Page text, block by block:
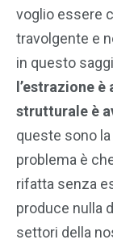
voglio essere
travolgente e
in questo
l’estrazione
strutturale è
queste sono
problema è
rifatta senza
produce nulla
settori della